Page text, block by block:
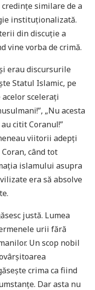
similare de a
instituționalizată.
din discuție a
vine vorba de crimă.
erau discursurile
Statul Islamic, pe
scelerați
„Nu acesta
citit Coranul!”
viitorii adepți
când tot
islamului asupra
era să absolve
justă. Lumea
urii fără
Un scop nobil
crima ca fiind
Dar asta nu